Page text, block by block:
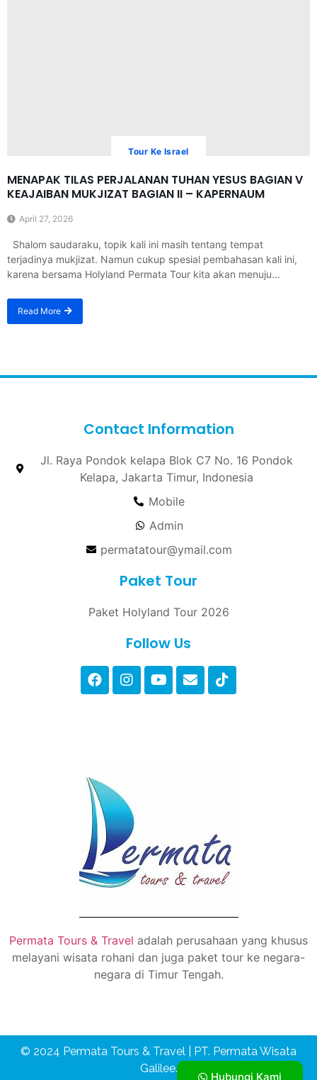
Tour Ke Israel
MENAPAK TILAS PERJALANAN TUHAN YESUS BAGIAN V
KEAJAIBAN MUKJIZAT BAGIAN II – KAPERNAUM
April 27, 2026
Shalom saudaraku, topik kali ini masih tentang tempat
terjadinya mukjizat. Namun cukup spesial pembahasan kali ini,
karena bersama Holyland Permata Tour kita akan menuju...
Read More
Contact Information
Jl. Raya Pondok kelapa Blok C7 No. 16 Pondok
Kelapa, Jakarta Timur, Indonesia
Mobile
Admin
permatatour@ymail.com
Paket Tour
Paket Holyland Tour 2026
Follow Us
Hubungi Kami
Permata Tours & Travel adalah perusahaan yang khusus
melayani wisata rohani dan juga paket tour ke negara-
negara di Timur Tengah.
© 2024 Permata Tours & Travel | PT. Permata Wisata
Galilee.